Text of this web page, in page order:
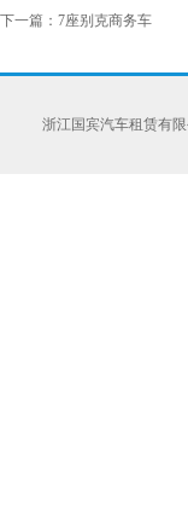
下一篇： 7座别克商务车
浙江国宾汽车租赁有